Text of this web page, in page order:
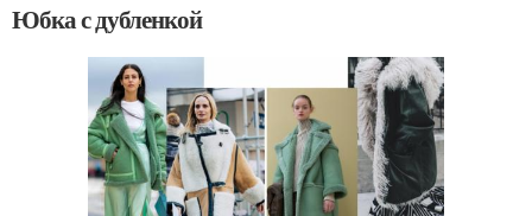
Юбка с дубленкой